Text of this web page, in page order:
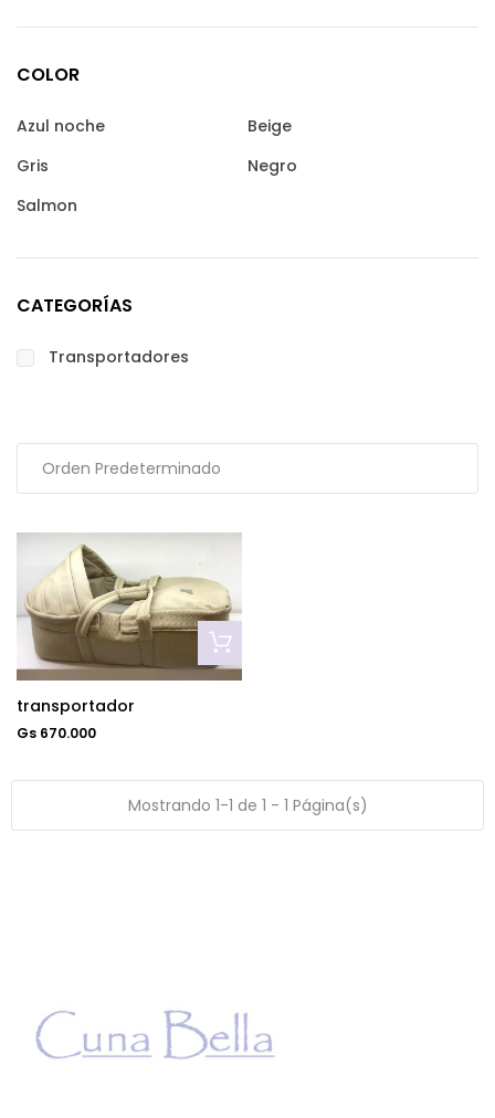
COLOR
Azul noche
Beige
Gris
Negro
Salmon
CATEGORÍAS
Transportadores
transportador
Gs 670.000
Mostrando 1-1 de 1 - 1 Página(s)